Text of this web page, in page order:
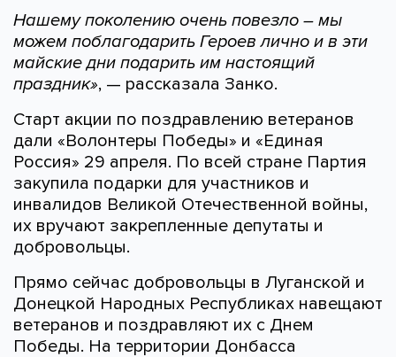
Нашему поколению очень повезло – мы
можем поблагодарить Героев лично и в эти
майские дни подарить им настоящий
праздник», — рассказала Занко.
Старт акции по поздравлению ветеранов
дали «Волонтеры Победы» и «Единая
Россия» 29 апреля. По всей стране Партия
закупила подарки для участников и
инвалидов Великой Отечественной войны,
их вручают закрепленные депутаты и
добровольцы.
Прямо сейчас добровольцы в Луганской и
Донецкой Народных Республиках навещают
ветеранов и поздравляют их с Днем
Победы. На территории Донбасса